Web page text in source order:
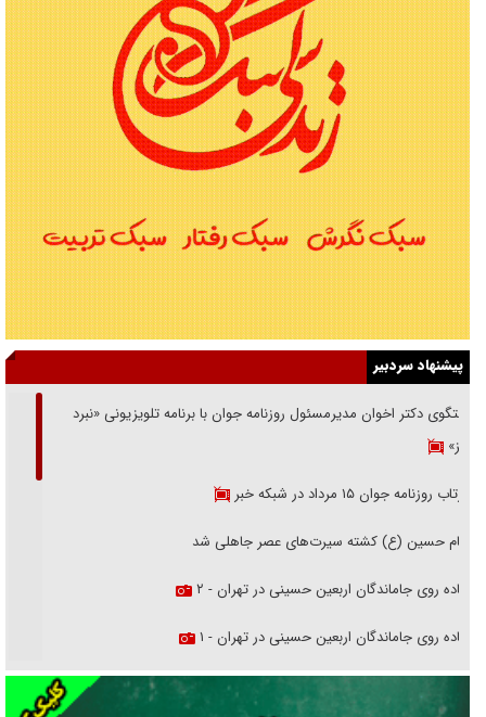
پیشنهاد سردبیر
گفتگوی دکتر اخوان مدیرمسئول روزنامه جوان با برنامه تلویزیونی «نبرد
هرمز»
بازتاب روزنامه جوان ۱۵ مرداد در شبکه خبر
امام حسین (ع) کشته سیرت‌های عصر جاهلی شد
پیاده روی جاماندگان اربعین حسینی در تهران - ۲
پیاده روی جاماندگان اربعین حسینی در تهران - ۱
فریاد‌ها و ناله‌های دوستان مبارزدلم را آتش می‌زد